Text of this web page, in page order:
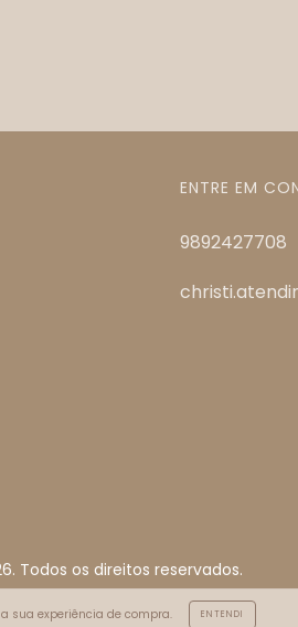
sua experiência de compra. ENTENDI
ENTRE EM
9892427708
Todos os direitos reservados.